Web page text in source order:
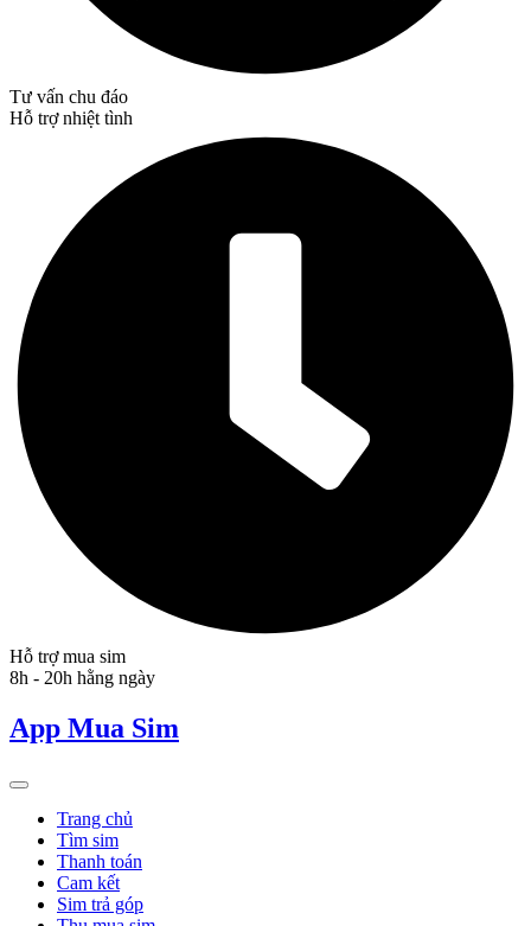
Tư vấn chu đáo
Hỗ trợ nhiệt tình
Hỗ trợ mua sim
8h - 20h hằng ngày
App Mua Sim
Trang chủ
Tìm sim
Thanh toán
Cam kết
Sim trả góp